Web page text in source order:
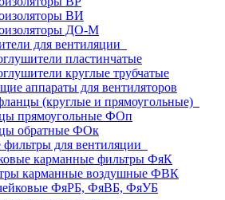
ВИ
ДО-М
для вентиляции
пластинчатые
круглые трубчатые
аппараты для вентиляторов
(круглые и прямоугольные)
прямоугольные ФОп
обратные ФОк
для вентиляции
карманные фильтры ФяК
карманные воздушные ФВК
ФяРБ, ФяВБ, ФяУБ